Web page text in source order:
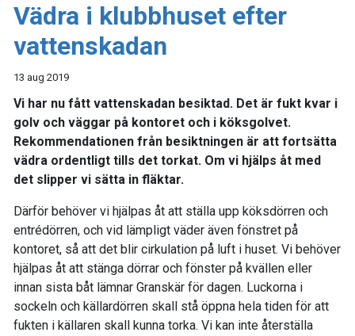
Vädra i klubbhuset efter
vattenskadan
13 aug 2019
Vi har nu fått vattenskadan besiktad. Det är fukt kvar i
golv och väggar på kontoret och i köksgolvet.
Rekommendationen från besiktningen är att fortsätta
vädra ordentligt tills det torkat. Om vi hjälps åt med
det slipper vi sätta in fläktar.
Därför behöver vi hjälpas åt att ställa upp köksdörren och
entrédörren, och vid lämpligt väder även fönstret på
kontoret, så att det blir cirkulation på luft i huset. Vi behöver
hjälpas åt att stänga dörrar och fönster på kvällen eller
innan sista båt lämnar Granskär för dagen. Luckorna i
sockeln och källardörren skall stå öppna hela tiden för att
fukten i källaren skall kunna torka. Vi kan inte återställa